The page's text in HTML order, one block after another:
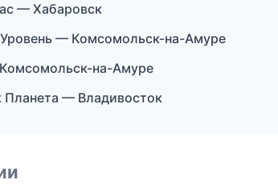
— Хабаровск
— Комсомольск-на-Амуре
на-Амуре
Планета — Владивосток